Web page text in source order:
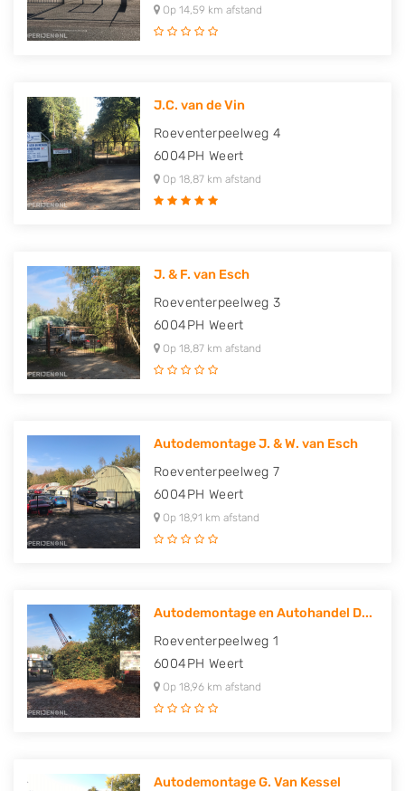
Op 14,59 km afstand
J.C. van de Vin
Roeventerpeelweg 4
6004PH Weert
Op 18,87 km afstand
J. & F. van Esch
Roeventerpeelweg 3
6004PH Weert
Op 18,87 km afstand
Autodemontage J. & W. van Esch
Roeventerpeelweg 7
6004PH Weert
Op 18,91 km afstand
Autodemontage en Autohandel D...
Roeventerpeelweg 1
6004PH Weert
Op 18,96 km afstand
Autodemontage G. Van Kessel